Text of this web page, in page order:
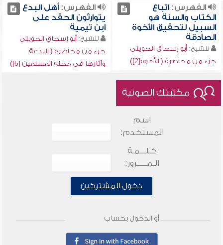
الفهرس:اتباع
الكتاب والسنة هو
السبيل لتحقيق الأخوة
الصادقة
للشيخ: أبو إسحاق الحويني
جزء من محاضرة ( الأخوة[2])
الفهرس:أهل البدع
يتوارثون الحقد على
ابن تيمية
للشيخ: أبو إسحاق الحويني
جزء من محاضرة ( البدعة
وآثارها في محنة المسلمين [5])
مكتبتك الصوتية
اسم
المستخدم:
كـلـــمـة
الـمـــــرور:
دخول المشتركين
أو الدخول بحساب